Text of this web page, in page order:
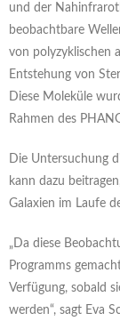
und der
beobachtbare
von polyzyklischen
Entstehung von
Diese Moleküle
Rahmen des
Die Untersuchung
kann dazu
Galaxien im Laufe
„Da diese
Programms
Verfügung, sobald
werden“, sagt Eva